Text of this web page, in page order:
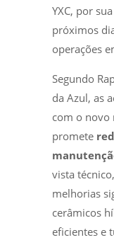
YXC, por
próximos
operações
Segundo
da Azul, as
com o novo
promete
vista
melhorias
cerâmicos
eficientes e